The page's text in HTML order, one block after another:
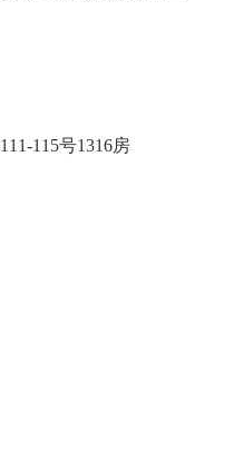
111-115号1316房